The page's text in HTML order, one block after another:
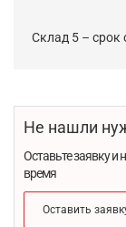
Склад 5 – срок
Не нашли
Оставьте заявку
время
Оставить